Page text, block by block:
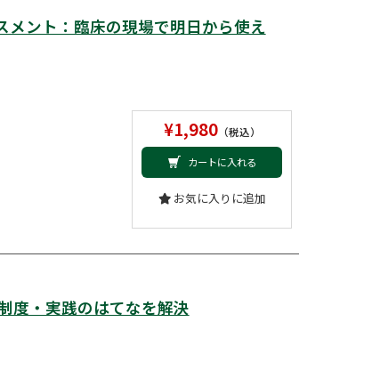
ント：臨床の現場で明日から使え
¥1,980（税込）
カートに入れる
お気に入りに追加
・実践のはてなを解決